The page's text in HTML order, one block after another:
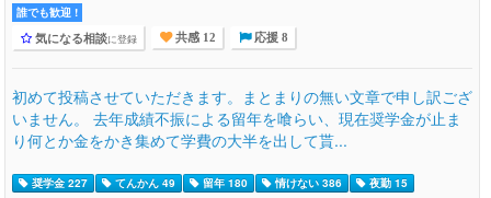
誰でも歓迎 !
気になる相談に登録 共感 12 応援 8
初めて投稿させていただきます。まとまりの無い文章で申し訳ござ
いません。 去年成績不振による留年を喰らい、現在奨学金が止ま
り何とか金をかき集めて学費の大半を出して貰...
奨学金 227 てんかん 49 留年 180 情けない 386
夜勤 15